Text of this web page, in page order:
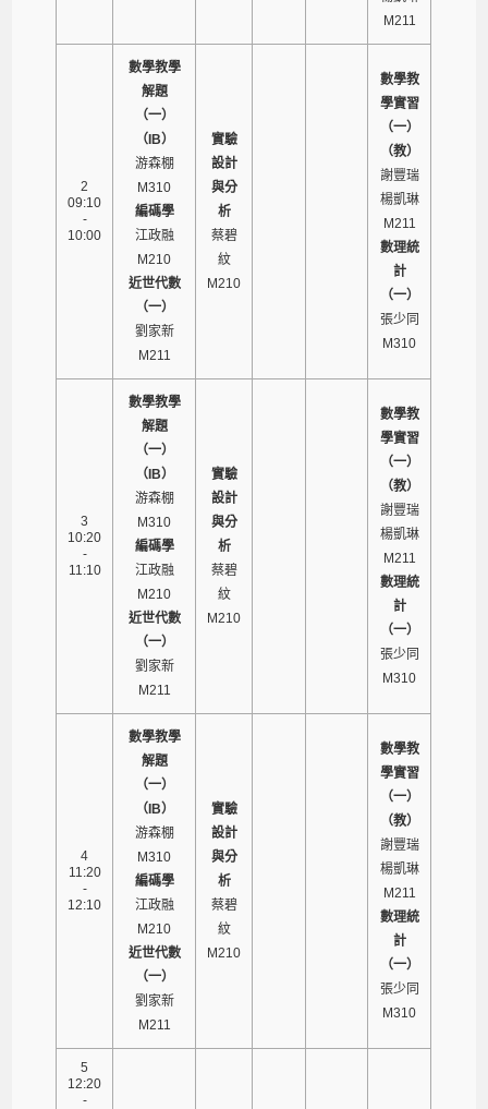
M211
2
09:10
-
10:00
數學教學
解題
（一）
（IB）
游森棚
M310
編碼學
江政融
M210
近世代數
（一）
劉家新
M211
實驗
設計
與分
析
蔡碧
紋
M210
數學教
學實習
（一）
（教）
謝豐瑞
楊凱琳
M211
數理統
計
（一）
張少同
M310
3
10:20
-
11:10
數學教學
解題
（一）
（IB）
游森棚
M310
編碼學
江政融
M210
近世代數
（一）
劉家新
M211
實驗
設計
與分
析
蔡碧
紋
M210
數學教
學實習
（一）
（教）
謝豐瑞
楊凱琳
M211
數理統
計
（一）
張少同
M310
4
11:20
-
12:10
數學教學
解題
（一）
（IB）
游森棚
M310
編碼學
江政融
M210
近世代數
（一）
劉家新
M211
實驗
設計
與分
析
蔡碧
紋
M210
數學教
學實習
（一）
（教）
謝豐瑞
楊凱琳
M211
數理統
計
（一）
張少同
M310
5
12:20
-